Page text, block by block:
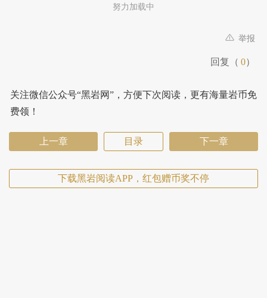
努力加载中
举报
回复（ 0）
关注微信公众号“黑岩网”，方便下次阅读，更有海量岩币免
费领！
上一章 目录 下一章
下载黑岩阅读APP，红包赠币奖不停